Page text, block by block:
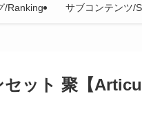
/Ranking サブコンテンツ/
ット 聚【